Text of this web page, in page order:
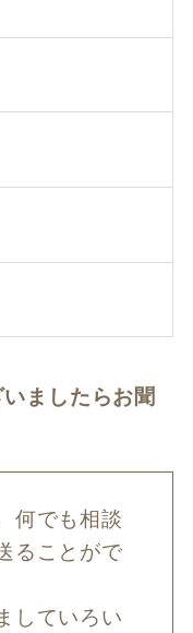
ましたらお聞
何でも相談
ることがで
していろい